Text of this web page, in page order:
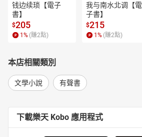
钱边续琐【電子
書】
$205
1 % (賺2點)
我与南水北调【電
子書】
$215
1 % (賺2點)
本店相關類別
文學小說 有聲書
下載樂天 Kobo 應用程式